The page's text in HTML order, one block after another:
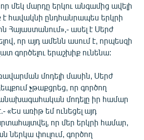
կայքերը
մեկ մարդը երկու անգամից ավելի
է հավակնի ընդհանրապես երկրի
Հայաստանում»,- ասել է Սերժ
որ այդ ամենն ասում է, որպեսզի
գործելու երաշխիք ունենա:
մոդելի մասին, Սերժ
չթաքցրեց, որ գործող
մոդելը իր համար
«Ես առիթ եմ ունեցել այդ
որ մեր երկրի համար,
ներկա փուլում, գործող